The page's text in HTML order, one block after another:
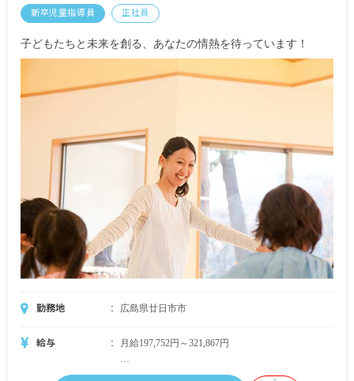
・内訳
特殊業務手当 6,400円
宿直（4回）24,000円
【4年制大学】
月給244,660円
基本給 168,400円
特殊業務手当 6,736円
地域手当 31,524円
宿直（4回）24,000円
職務手当 14,000円
時間外手当
住居手当（上限27,000円／月）
扶養手当
新卒児童指導員 正社員
子どもたちと未来を創る、あなたの情熱を待っています！
勤務地 広島県廿日市市
給与 月給197,752円～321,867円
・月給内訳